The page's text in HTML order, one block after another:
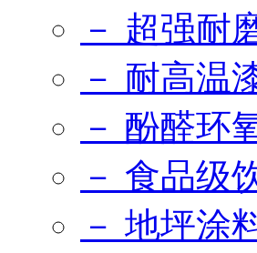
－ 超强耐
－ 耐高温
－ 酚醛环
－ 食品级
－ 地坪涂